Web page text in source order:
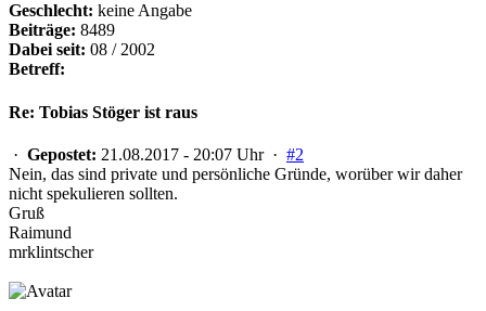
Geschlecht: keine Angabe
Beiträge: 8489
Dabei seit: 08 / 2002
Betreff:
Re: Tobias Stöger ist raus
· Gepostet: 21.08.2017 - 20:07 Uhr · #2
Nein, das sind private und persönliche Gründe, worüber wir daher
nicht spekulieren sollten.
Gruß
Raimund
mrklintscher